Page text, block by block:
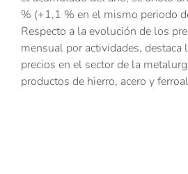
% (+1,1 % en el mismo periodo
Respecto a la evolución de los
mensual por actividades, destaca
precios en el sector de la
productos de hierro, acero y